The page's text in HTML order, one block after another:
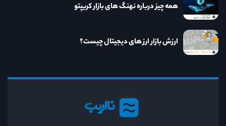
نااریب
همه چیز درباره نهنگ های بازار کریپتو
ارزش بازار ارز های دیجیتال چیست؟